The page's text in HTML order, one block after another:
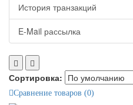
История транзакций
E-Mail рассылка
Сортировка:
Сравнение товаров (0)